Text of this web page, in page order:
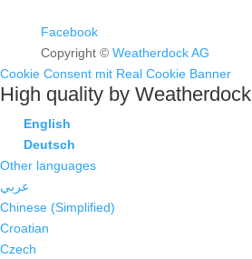
Facebook
Copyright © Weatherdock AG
Cookie Consent mit Real Cookie Banner
High quality by Weatherdock
English
Deutsch
Other languages
عربي
Chinese (Simplified)
Croatian
Czech